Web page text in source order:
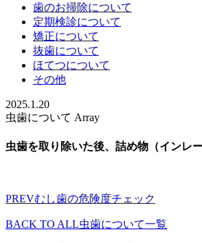
歯のお掃除について
定期検診について
矯正について
抜歯について
ほてつについて
その他
2025.1.20
虫歯について Array
虫歯を取り除いた後、詰め物（インレ
PREVむし歯の危険度チェック
BACK TO ALL虫歯について一覧